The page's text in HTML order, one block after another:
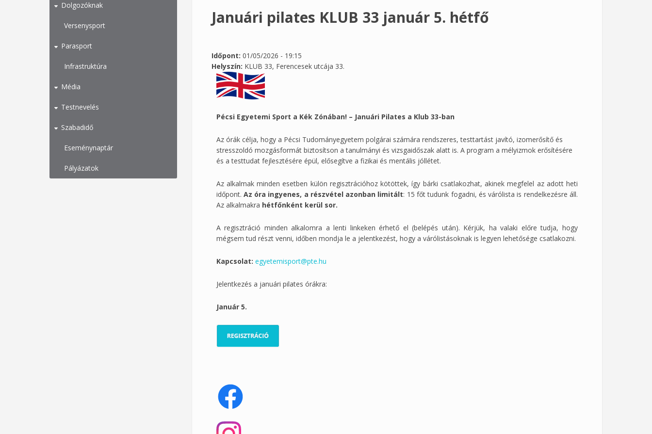
Dolgozóknak
Versenysport
Parasport
Infrastruktúra
Média
Testnevelés
Szabadidő
Eseménynaptár
Pályázatok
Januári pilates KLUB 33 január 5. hétfő
Időpont: 01/05/2026 - 19:15
Helyszín: KLUB 33, Ferencesek utcája 33.
Pécsi Egyetemi Sport a Kék Zónában! – Januári Pilates a Klub 33-ban
Az órák célja, hogy a Pécsi Tudományegyetem polgárai számára rendszeres, testtartást javító, izomerősítő és
stresszoldó mozgásformát biztosítson a tanulmányi és vizsgaidőszak alatt is. A program a mélyizmok erősítésére
és a testtudat fejlesztésére épül, elősegítve a fizikai és mentális jóllétet.
Az alkalmak minden esetben külön regisztrációhoz kötöttek, így bárki csatlakozhat, akinek megfelel az adott heti
időpont. Az óra ingyenes, a részvétel azonban limitált: 15 főt tudunk fogadni, és várólista is rendelkezésre áll.
Az alkalmakra hétfőnként kerülsor.
A regisztráció minden alkalomra a lenti linkeken érhető el (belépés után). Kérjük, ha valaki előre tudja, hogy
mégsem tud részt venni, időben mondja le a jelentkezést, hogy a várólistásoknak is legyen lehetősége csatlakozni.
Kapcsolat: egyetemisport@pte.hu
Jelentkezés a januári pilates órákra:
Január 5.